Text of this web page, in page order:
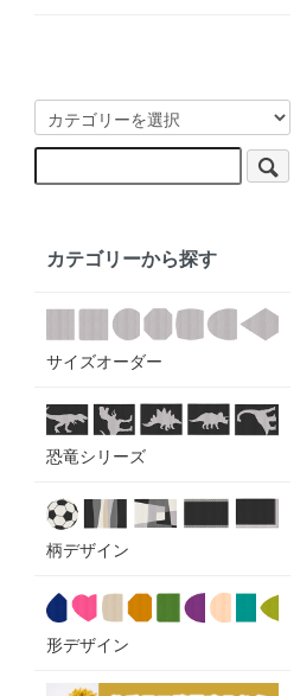
カテゴリーから探す
サイズオーダー
恐竜シリーズ
柄デザイン
形デザイン